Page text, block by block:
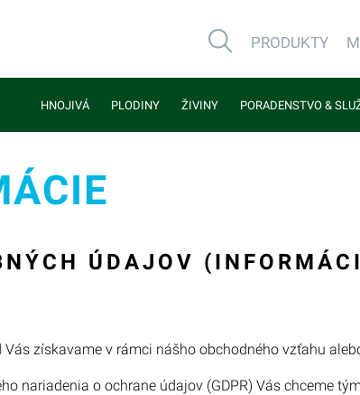
PRODUKTY
HNOJIVÁ PLODINY ŽIVINY PORADENSTVO &
ÚDAJOV
získavame v rámci nášho obchodného vzťahu
nariadenia o ochrane údajov (GDPR) Vás chceme